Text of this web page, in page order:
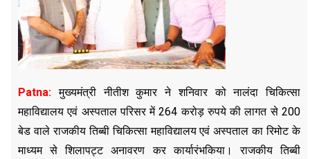
Patna: मुख्यमंत्री नीतीश कुमार ने शनिवार को नालंदा चिकित्सा
महाविद्यालय एवं अस्पताल परिसर में 264 करोड़ रुपये की लागत से 200
बेड वाले राजकीय तिब्बी चिकित्सा महाविद्यालय एवं अस्पताल का रिमोट के
माध्यम से शिलापट्ट अनावरण कर कार्यारंभकिया। राजकीय तिब्बी